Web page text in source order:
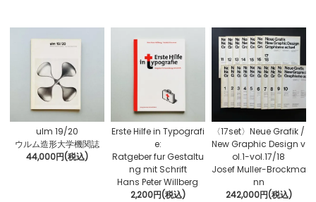
ulm 19/20
ウルム造形大学機関誌
44,000円(税込)
Erste Hilfe in Typografi
e:
Ratgeber fur Gestaltu
ng mit Schrift
Hans Peter Willberg
2,200円(税込)
〈17set〉Neue Grafik /
New Graphic Design v
ol.1-vol.17/18
Josef Muller-Brockma
nn
242,000円(税込)